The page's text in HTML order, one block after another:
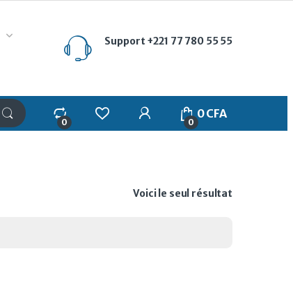
Support +221 77 780 55 55
0
My Account
0
0CFA
Voici le seul résultat